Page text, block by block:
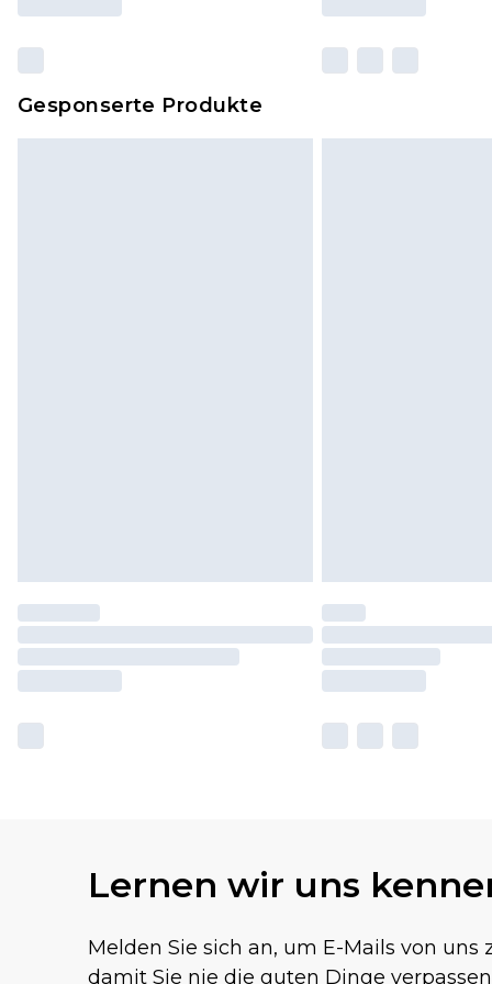
Gesponserte Produkte
Lernen wir uns
Melden Sie sich an, um E-Mails von uns
damit Sie nie die guten Dinge